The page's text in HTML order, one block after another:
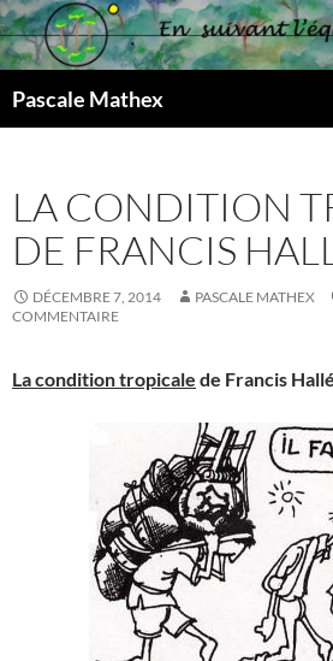
Aller
au
contenu
Pascale Mathex
LA CONDITION
DE FRANCIS
DÉCEMBRE 7, 2014 PASCALE MATHEX
COMMENTAIRE
La condition tropicale de Francis Hallé